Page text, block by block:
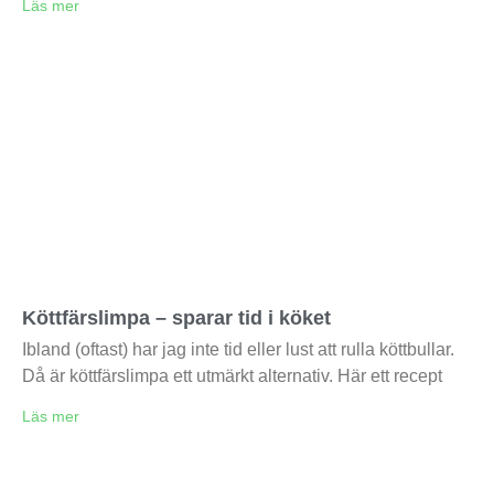
Läs mer
Köttfärslimpa – sparar tid i köket
Ibland (oftast) har jag inte tid eller lust att rulla köttbullar.
Då är köttfärslimpa ett utmärkt alternativ. Här ett recept
Läs mer